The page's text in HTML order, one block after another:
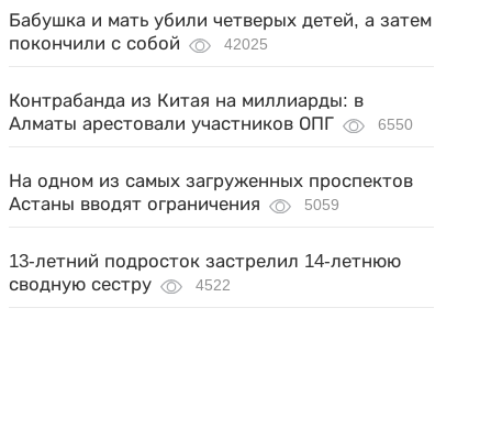
Бабушка и мать убили четверых детей, а затем
покончили с собой
42025
Контрабанда из Китая на миллиарды: в
Алматы арестовали участников ОПГ
6550
На одном из самых загруженных проспектов
Астаны вводят ограничения
5059
13-летний подросток застрелил 14-летнюю
сводную сестру
4522